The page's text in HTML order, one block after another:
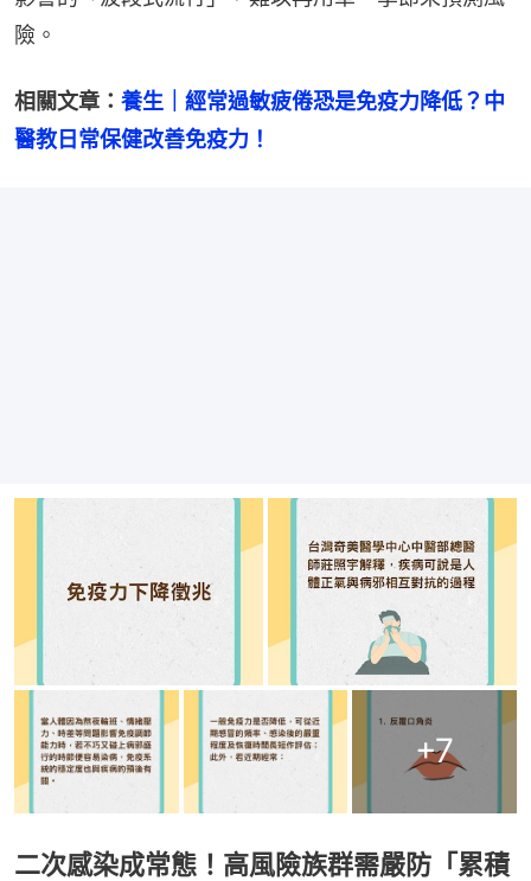
險。
相關文章： 養生｜經常過敏疲倦恐是免疫力降低？中
醫教日常保健改善免疫力！
+7
二次感染成常態！高風險族群需嚴防「累積